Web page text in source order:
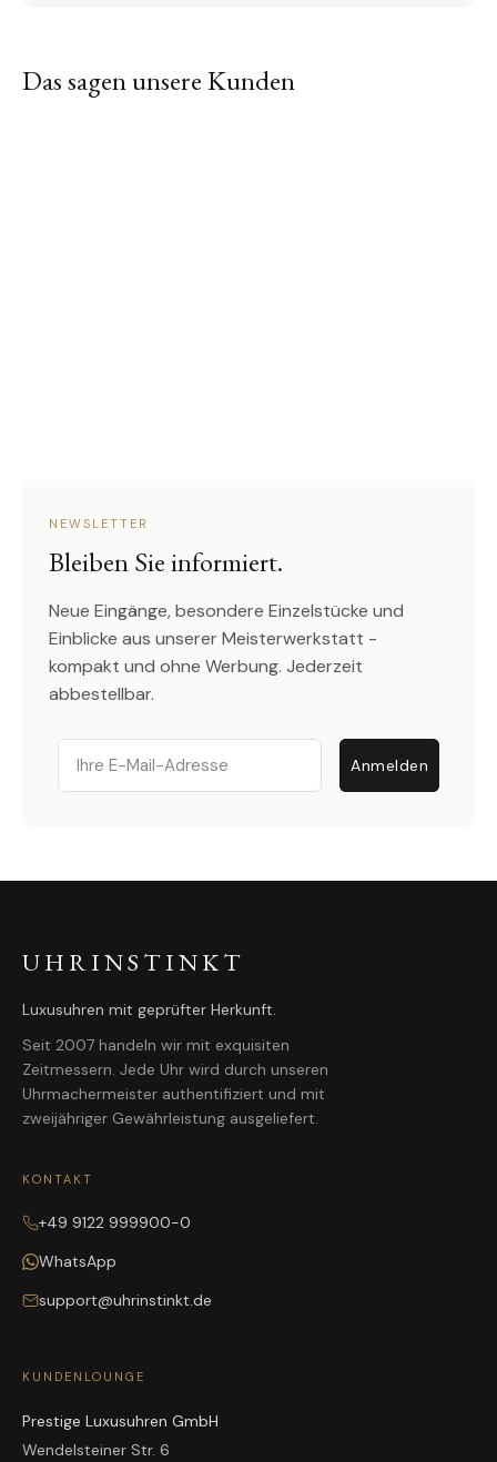
Das sagen unsere Kunden
NEWSLETTER
Bleiben Sie informiert.
Neue Eingänge, besondere Einzelstücke und
Einblicke aus unserer Meisterwerkstatt -
kompakt und ohne Werbung. Jederzeit
abbestellbar.
Email
Anmelden
UHRINSTINKT
Luxusuhren mit geprüfter Herkunft.
Seit 2007 handeln wir mit exquisiten
Zeitmessern. Jede Uhr wird durch unseren
Uhrmachermeister authentifiziert und mit
zweijähriger Gewährleistung ausgeliefert.
KONTAKT
+49 9122 999900-0
WhatsApp
support@uhrinstinkt.de
KUNDENLOUNGE
Prestige Luxusuhren GmbH
Wendelsteiner Str. 6